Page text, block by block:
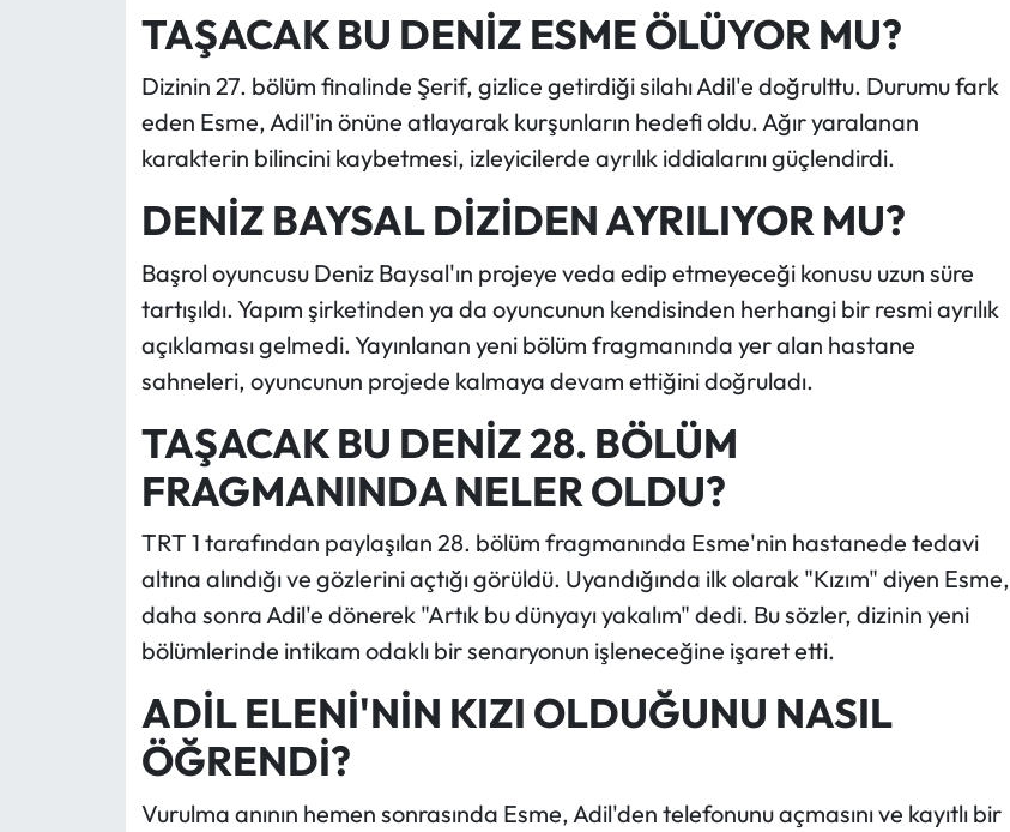
TAŞACAK BU DENİZ ESME ÖLÜYOR MU?
Dizinin 27. bölüm finalinde Şerif, gizlice getirdiği silahı Adil'e doğrulttu. Durumu fark
eden Esme, Adil'in önüne atlayarak kurşunların hedefi oldu. Ağır yaralanan
karakterin bilincini kaybetmesi, izleyicilerde ayrılık iddialarını güçlendirdi.
DENİZ BAYSAL DİZİDEN AYRILIYOR MU?
Başrol oyuncusu Deniz Baysal'ın projeye veda edip etmeyeceği konusu uzun süre
tartışıldı. Yapım şirketinden ya da oyuncunun kendisinden herhangi bir resmi ayrılık
açıklaması gelmedi. Yayınlanan yeni bölüm fragmanında yer alan hastane
sahneleri, oyuncunun projede kalmaya devam ettiğini doğruladı.
TAŞACAK BU DENİZ 28. BÖLÜM
FRAGMANINDA NELER OLDU?
TRT 1 tarafından paylaşılan 28. bölüm fragmanında Esme'nin hastanede tedavi
altına alındığı ve gözlerini açtığı görüldü. Uyandığında ilk olarak "Kızım" diyen Esme,
daha sonra Adil'e dönerek "Artık bu dünyayı yakalım" dedi. Bu sözler, dizinin yeni
bölümlerinde intikam odaklı bir senaryonun işleneceğine işaret etti.
ADİL ELENİ'NİN KIZI OLDUĞUNU NASIL
ÖĞRENDİ?
Vurulma anının hemen sonrasında Esme, Adil'den telefonunu açmasını ve kayıtlı bir